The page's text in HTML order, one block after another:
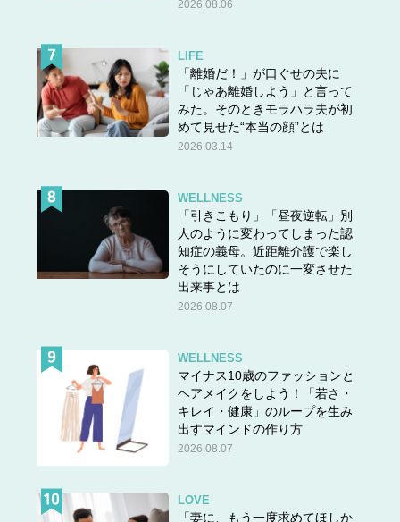
2026.08.06
LIFE
「離婚だ！」が口ぐせの夫に
「じゃあ離婚しよう」と言って
みた。そのときモラハラ夫が初
めて見せた“本当の顔”とは
2026.03.14
WELLNESS
「引きこもり」「昼夜逆転」別
人のように変わってしまった認
知症の義母。近距離介護で楽し
そうにしていたのに一変させた
出来事とは
2026.08.07
WELLNESS
マイナス10歳のファッションと
ヘアメイクをしよう！「若さ・
キレイ・健康」のループを生み
出すマインドの作り方
2026.08.07
LOVE
「妻に、もう一度求めてほしか